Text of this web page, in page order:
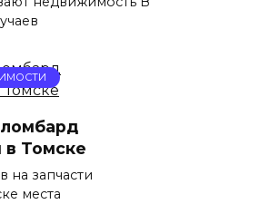
ломбард
в Томске
на запчасти
места